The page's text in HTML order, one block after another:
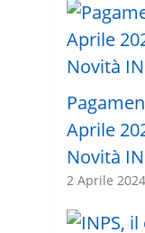
Aprile
Novità
2 Aprile 2024